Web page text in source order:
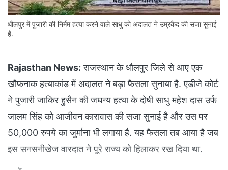
धौलपुर में पुजारी की निर्मम हत्या करने वाले साधु को अदालत ने उम्रकैद की सजा सुनाई
है.
Rajasthan News: राजस्थान के धौलपुर जिले से आए एक
खौफनाक हत्याकांड में अदालत ने बड़ा फैसला सुनाया है. एडीजे कोर्ट
ने पुजारी जाकिर हुसैन की जघन्य हत्या के दोषी साधु महेश दास उर्फ
जालम सिंह को आजीवन कारावास की सजा सुनाई है और उस पर
50,000 रुपये का जुर्माना भी लगाया है. यह फैसला तब आया है जब
इस सनसनीखेज वारदात ने पूरे राज्य को हिलाकर रख दिया था.